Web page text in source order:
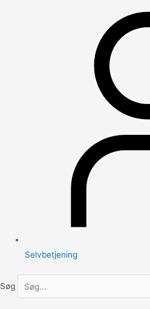
Selvbetjening
Søg